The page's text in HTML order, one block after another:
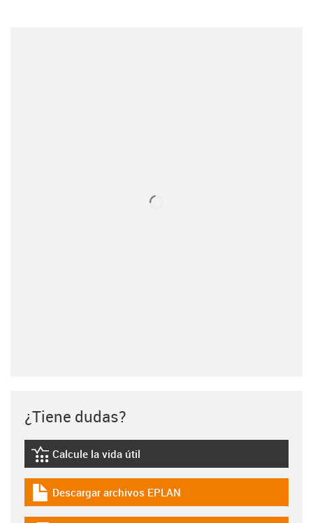
¿Tiene dudas?
igus-icon-lebensdauerrechner
Calcule la vida útil
igus-icon-download-plan
Descargar archivos EPLAN